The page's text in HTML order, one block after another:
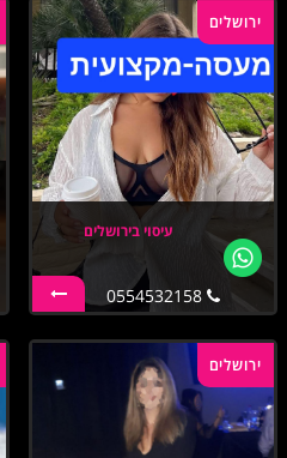
ירושלים
עיסוי בירושלים
0554532158
ירושלים